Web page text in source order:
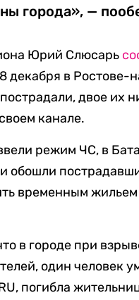
города», —
Юрий Слюсарь
декабря в
двое их
канале.
режим ЧС, в
обошли
временным жильем
в городе при
один человек
погибла